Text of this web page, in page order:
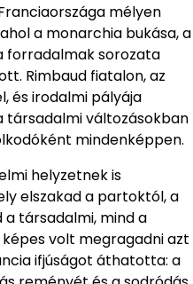
mélyen
a monarchia bukása, a
forradalmak sorozata
Rimbaud fiatalon, az
és irodalmi pályája
társadalmi változásokban
mindenképpen.
helyzetnek is
elszakad a partoktól, a
társadalmi, mind a
volt megragadni azt
ifjúságot áthatotta: a